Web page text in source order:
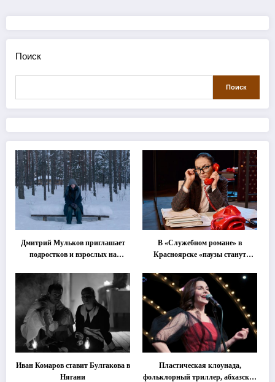
Поиск
Поиск
Дмитрий Мульков приглашает
подростков и взрослых на
В «Служебном романе» в
Красноярске «паузы станут
Иван Комаров ставит Булгакова в
Нягани
Пластическая клоунада,
фольклорный триллер, абхазская